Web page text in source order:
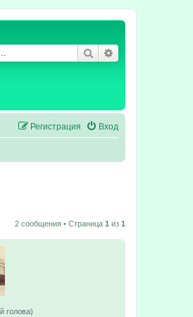
Поиск
Вход
Регистрация
2 сообщения • Страница 1 из 1
голова)